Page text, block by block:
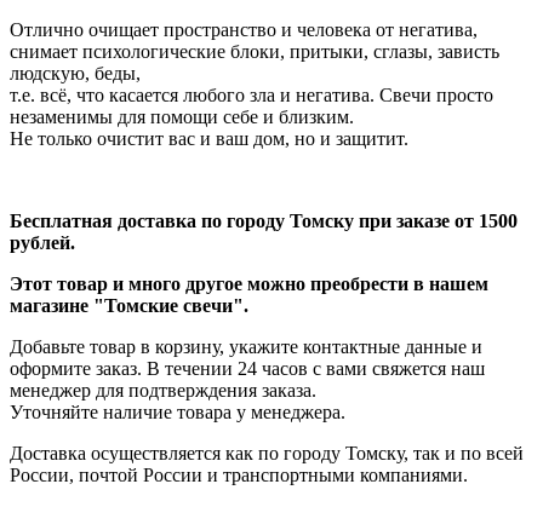
Отлично очищает пространство и человека от негатива,
снимает психологические блоки, притыки, сглазы, зависть
людскую, беды,
т.е. всё, что касается любого зла и негатива. Свечи просто
незаменимы для помощи себе и близким.
Не только очистит вас и ваш дом, но и защитит.
Бесплатная доставка по городу Томску при заказе от 1500
рублей.
Этот товар и много другое можно преобрести в нашем
магазине "Томские свечи".
Добавьте товар в корзину, укажите контактные данные и
оформите заказ. В течении 24 часов с вами свяжется наш
менеджер для подтверждения заказа.
Уточняйте наличие товара у менеджера.
Доставка осуществляется как по городу Томску, так и по всей
России, почтой России и транспортными компаниями.